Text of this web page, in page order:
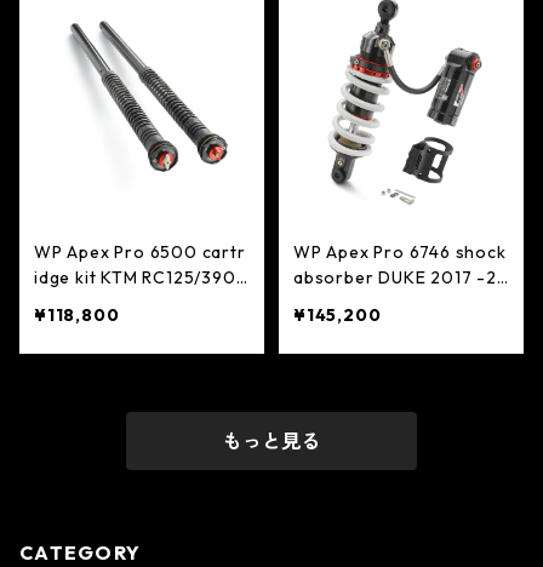
WP Apex Pro 6500 cartr
idge kit KTM RC125/390
¥118,800
WP Apex Pro 6746 shock
absorber DUKE 2017 -2
定キャンペーン価格＊
¥145,200
もっと見る
CATEGORY